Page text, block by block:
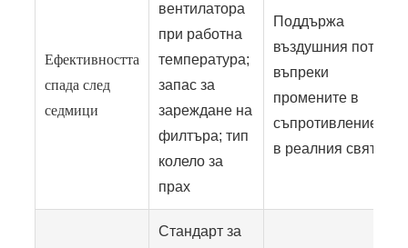
Ефективността
спада след
седмици
вентилатора
при работна
температура;
запас за
зареждане на
филтъра; тип
колело за
прах
Поддържа
въздушния поток
въпреки
промените в
съпротивлението
в реалния свят
Стандарт за